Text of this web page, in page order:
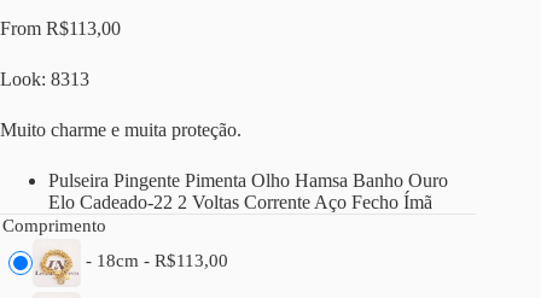
From R$113,00
Look: 8313
Muito charme e muita proteção.
Pulseira Pingente Pimenta Olho Hamsa Banho Ouro
Elo Cadeado-22 2 Voltas Corrente Aço Fecho Ímã
Comprimento
- 18cm - R$113,00